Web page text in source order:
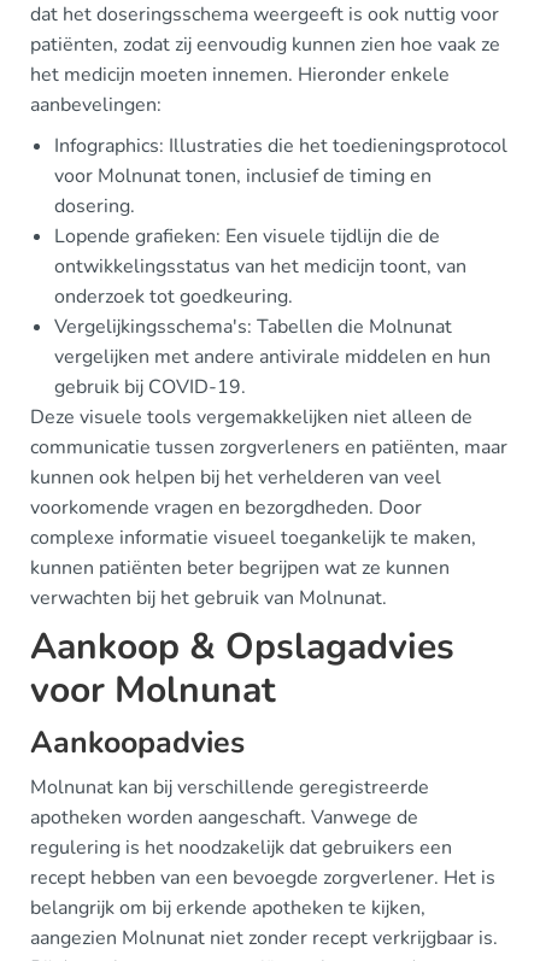
dat het doseringsschema weergeeft is ook nuttig voor
patiënten, zodat zij eenvoudig kunnen zien hoe vaak ze
het medicijn moeten innemen. Hieronder enkele
aanbevelingen:
Infographics: Illustraties die het toedieningsprotocol
voor Molnunat tonen, inclusief de timing en
dosering.
Lopende grafieken: Een visuele tijdlijn die de
ontwikkelingsstatus van het medicijn toont, van
onderzoek tot goedkeuring.
Vergelijkingsschema's: Tabellen die Molnunat
vergelijken met andere antivirale middelen en hun
gebruik bij COVID-19.
Deze visuele tools vergemakkelijken niet alleen de
communicatie tussen zorgverleners en patiënten, maar
kunnen ook helpen bij het verhelderen van veel
voorkomende vragen en bezorgdheden. Door
complexe informatie visueel toegankelijk te maken,
kunnen patiënten beter begrijpen wat ze kunnen
verwachten bij het gebruik van Molnunat.
Aankoop & Opslagadvies
voor Molnunat
Aankoopadvies
Molnunat kan bij verschillende geregistreerde
apotheken worden aangeschaft. Vanwege de
regulering is het noodzakelijk dat gebruikers een
recept hebben van een bevoegde zorgverlener. Het is
belangrijk om bij erkende apotheken te kijken,
aangezien Molnunat niet zonder recept verkrijgbaar is.